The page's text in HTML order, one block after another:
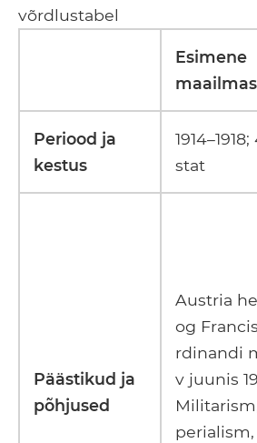
võrdlustabel
Esimene
Periood ja
kestus
stat
Päästikud ja
põhjused
Austria
og
rdinandi
v juunis